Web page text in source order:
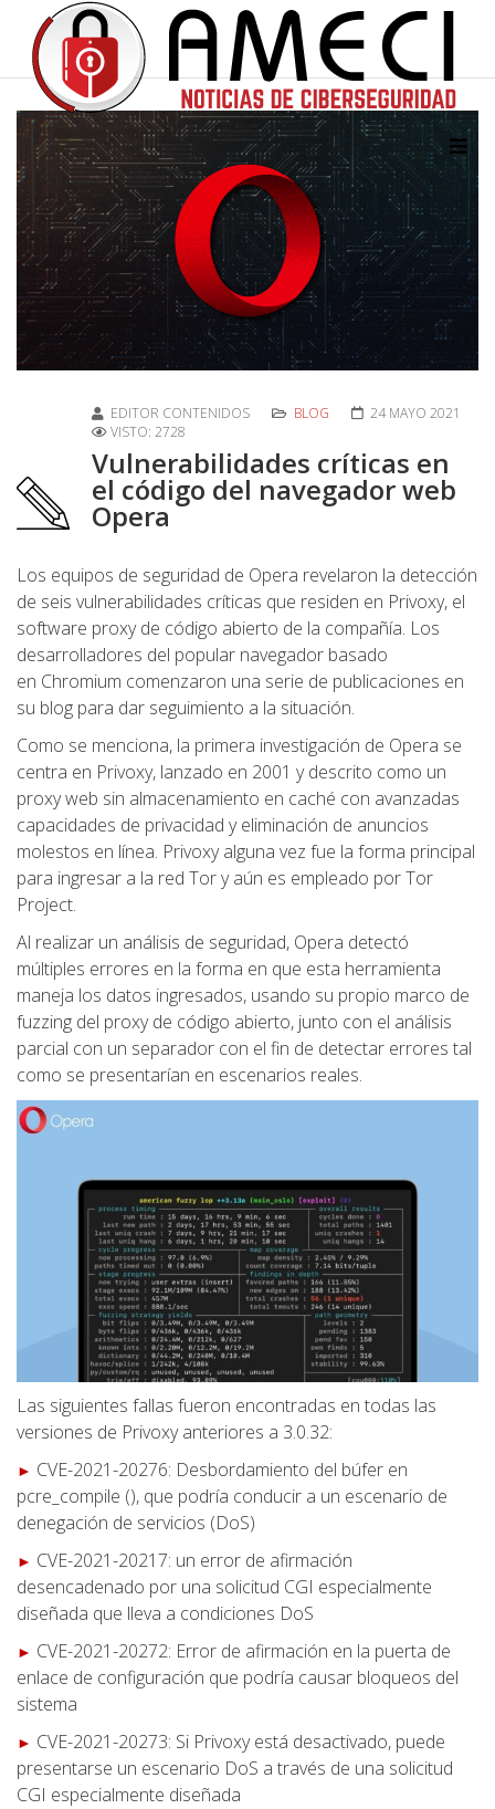
EDITOR CONTENIDOS BLOG
24 MAYO 2021
VISTO: 2728
Vulnerabilidades críticas en
el código del navegador web
Opera
Los equipos de seguridad de Opera revelaron la detección
de seis vulnerabilidades críticas que residen en Privoxy, el
software proxy de código abierto de la compañía. Los
desarrolladores del popular navegador basado
en Chromium comenzaron una serie de publicaciones en
su blog para dar seguimiento a la situación.
Como se menciona, la primera investigación de Opera se
centra en Privoxy, lanzado en 2001 y descrito como un
proxy web sin almacenamiento en caché con avanzadas
capacidades de privacidad y eliminación de anuncios
molestos en línea. Privoxy alguna vez fue la forma principal
para ingresar a la red Tor y aún es empleado por Tor
Project.
Al realizar un análisis de seguridad, Opera detectó
múltiples errores en la forma en que esta herramienta
maneja los datos ingresados, usando su propio marco de
fuzzing del proxy de código abierto, junto con el análisis
parcial con un separador con el fin de detectar errores tal
como se presentarían en escenarios reales.
Las siguientes fallas fueron encontradas en todas las
versiones de Privoxy anteriores a 3.0.32:
► CVE-2021-20276: Desbordamiento del búfer en
pcre_compile (), que podría conducir a un escenario de
denegación de servicios (DoS)
► CVE-2021-20217: un error de afirmación
desencadenado por una solicitud CGI especialmente
diseñada que lleva a condiciones DoS
► CVE-2021-20272: Error de afirmación en la puerta de
enlace de configuración que podría causar bloqueos del
sistema
► CVE-2021-20273: Si Privoxy está desactivado, puede
presentarse un escenario DoS a través de una solicitud
CGI especialmente diseñada